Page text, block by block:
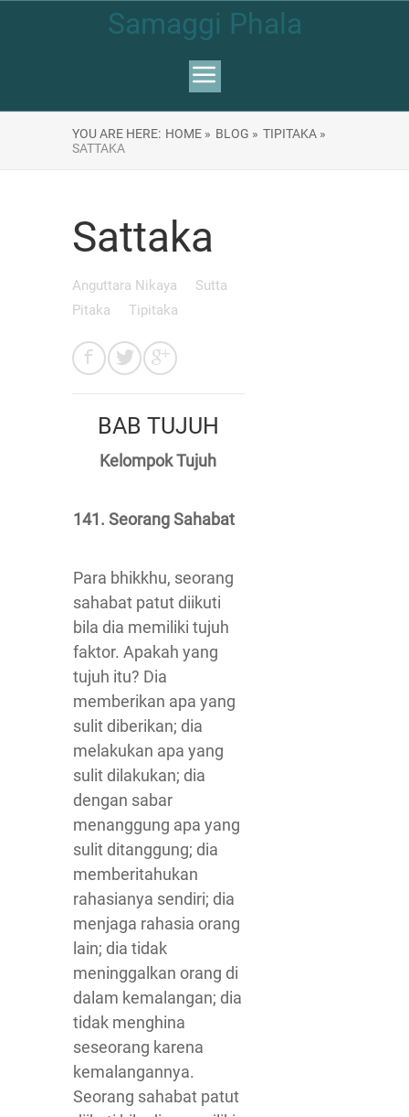
Samaggi Phala
YOU ARE HERE: HOME » BLOG » TIPITAKA »
SATTAKA
Sattaka
Anguttara Nikaya
Sutta
Pitaka
Tipitaka
BAB TUJUH
Kelompok Tujuh
141. Seorang Sahabat
Para bhikkhu, seorang
sahabat patut diikuti
bila dia memiliki tujuh
faktor. Apakah yang
tujuh itu? Dia
memberikan apa yang
sulit diberikan; dia
melakukan apa yang
sulit dilakukan; dia
dengan sabar
menanggung apa yang
sulit ditanggung; dia
memberitahukan
rahasianya sendiri; dia
menjaga rahasia orang
lain; dia tidak
meninggalkan orang di
dalam kemalangan; dia
tidak menghina
seseorang karena
kemalangannya.
Seorang sahabat patut